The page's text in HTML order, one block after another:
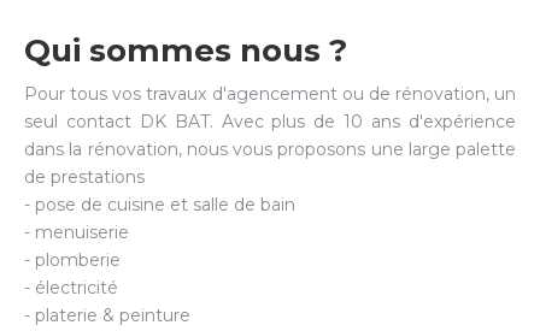
Qui sommes nous ?
Pour tous vos travaux d'agencement ou de rénovation, un
seul contact DK BAT. Avec plus de 10 ans d'expérience
dans la rénovation, nous vous proposons une large palette
de prestations
- pose de cuisine et salle de bain
- menuiserie
- plomberie
- électricité
- platerie & peinture